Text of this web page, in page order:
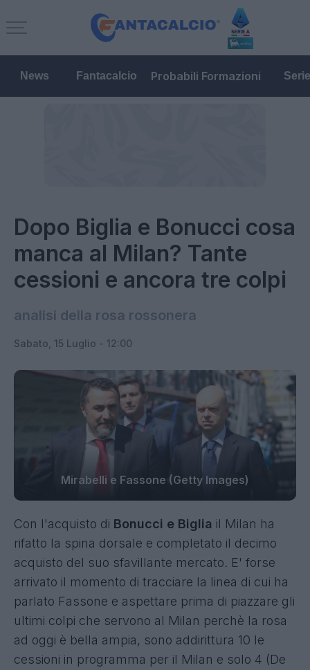
News Fantacalcio Probabili Formazioni
Dopo Biglia e Bonucci cosa
manca al Milan? Tante
cessioni e ancora tre colpi
analisi della rosa rossonera
Sabato, 15 Luglio - 12:00
Mirabelli e Fassone (Getty Images)
Con l'acquisto di Bonucci e Biglia il Milan ha
rifatto la spina dorsale e completato il decimo
acquisto del suo sfavillante mercato. E' forse
arrivato il momento di tracciare la linea di cui ha
parlato Fassone e aspettare prima di piazzare gli
ultimi colpi che servono al Milan perchè la rosa
ad oggi è bella ampia, sono addirittura 10 le
cessioni in programma per il Milan e solo 4 (De